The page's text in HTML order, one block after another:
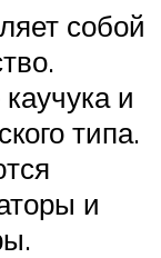
собой
и
типа.
и